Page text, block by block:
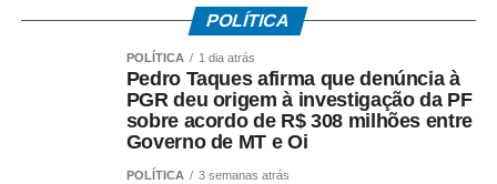
WhatsApp
Facebook
Twitter
Messenger
LinkedIn
Share
POLÍTICA
POLÍTICA 1 dia atrás
Pedro Taques afirma que denúncia à
PGR deu origem à investigação da PF
sobre acordo de R$ 308 milhões entre
Governo de MT e Oi
POLÍTICA 3 semanas atrás